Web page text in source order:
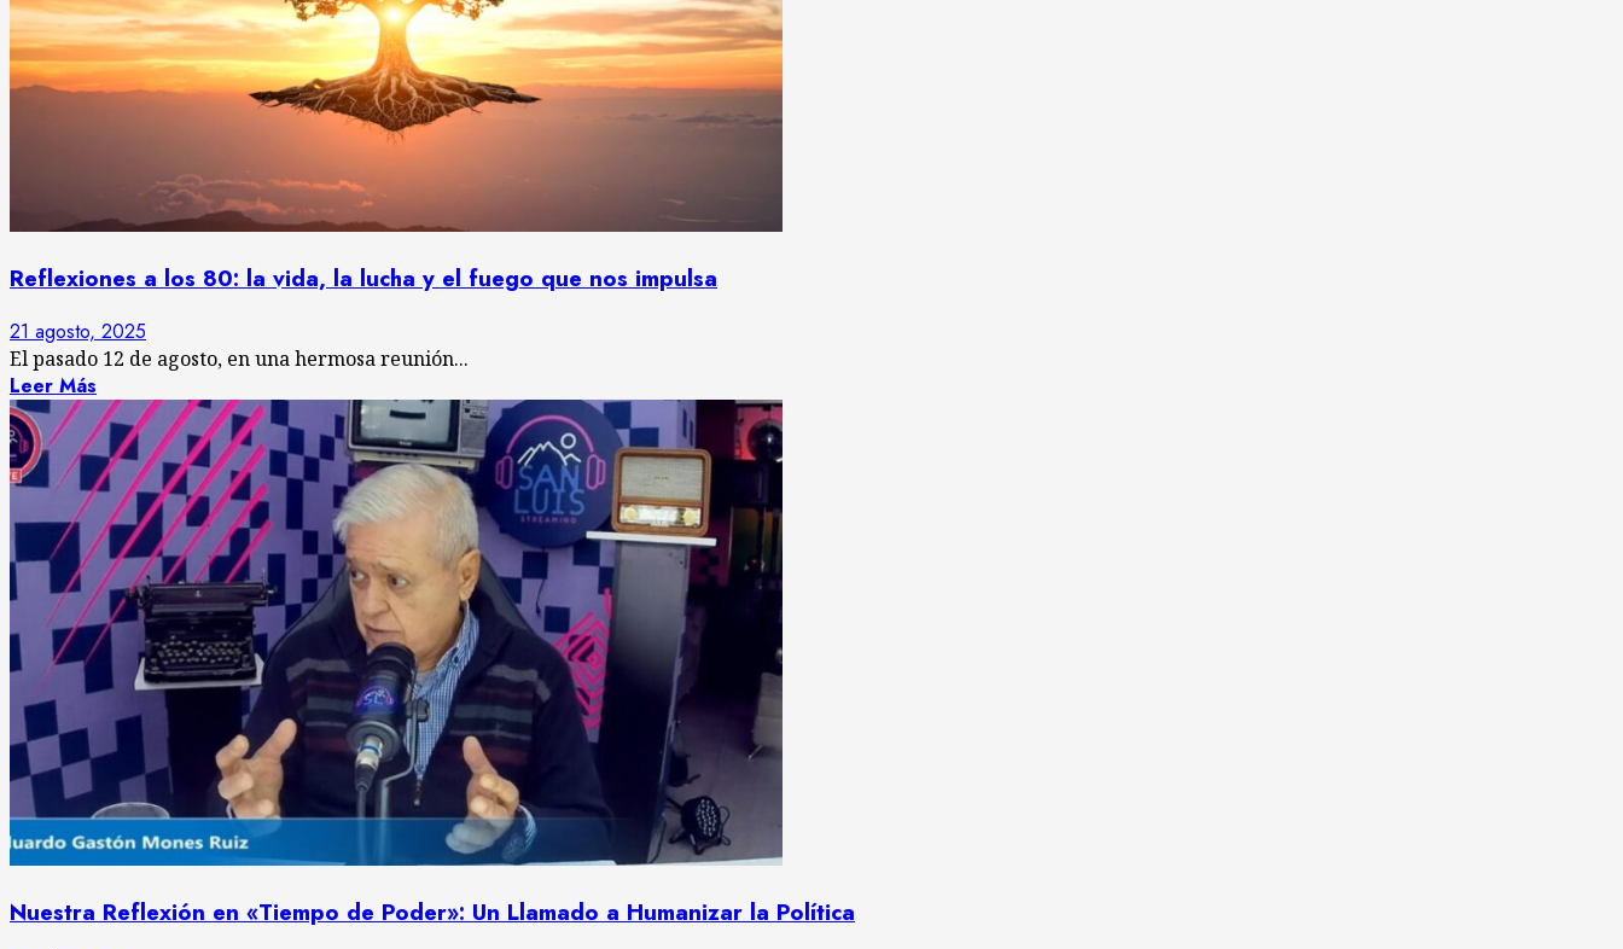
Reflexiones a los 80: la vida, la lucha y el fuego que nos impulsa
21 agosto, 2025
El pasado 12 de agosto, en una hermosa reunión...
Leer Más
Nuestra Reflexión en «Tiempo de Poder»: Un Llamado a Humanizar la Política